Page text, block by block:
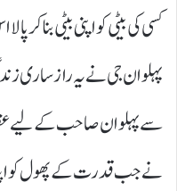
کسی کی بیٹی کو اپنی بیٹی بنا کر
پہلوان جی نے یہ راز ساری
سے پہلوان صاحب کے لیے
نے جب قدرت کے پھول کو اپنا